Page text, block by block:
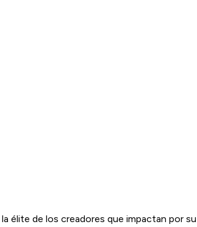
élite de los creadores que impactan por su